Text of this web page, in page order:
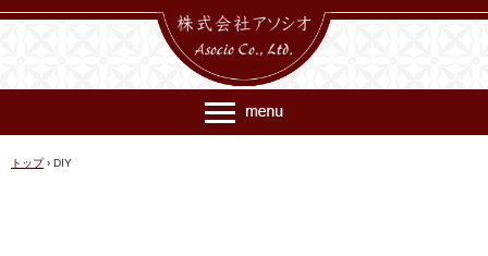
トップ › DIY